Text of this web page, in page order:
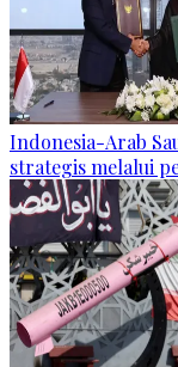
Indonesia-Arab
strategis melalui